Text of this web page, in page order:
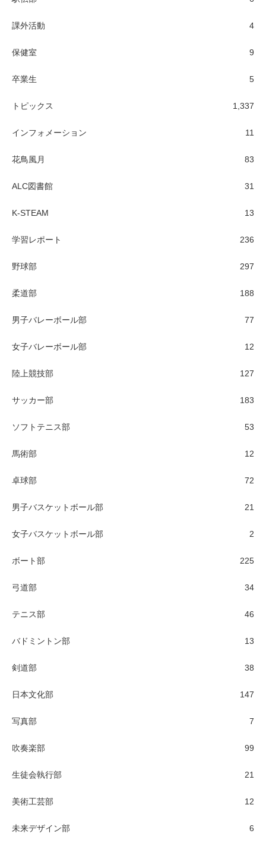
課外活動 4
保健室 9
卒業生 5
トピックス 1,337
インフォメーション 11
花鳥風月 83
ALC図書館 31
K-STEAM 13
学習レポート 236
野球部 297
柔道部 188
男子バレーボール部 77
女子バレーボール部 12
陸上競技部 127
サッカー部 183
ソフトテニス部 53
馬術部 12
卓球部 72
男子バスケットボール部 21
女子バスケットボール部 2
ボート部 225
弓道部 34
テニス部 46
バドミントン部 13
剣道部 38
日本文化部 147
写真部 7
吹奏楽部 99
生徒会執行部 21
美術工芸部 12
未来デザイン部 6